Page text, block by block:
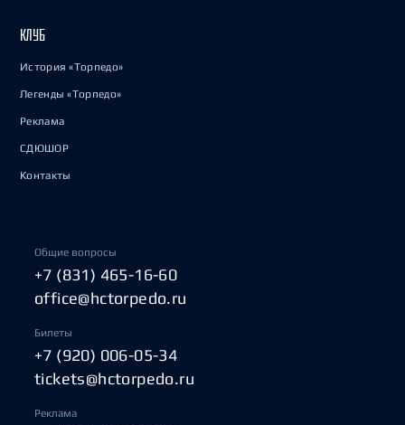
КЛУБ
История «Торпедо»
Легенды «Торпедо»
Реклама
СДЮШОР
Контакты
Общие вопросы
+7 (831) 465-16-60
office@hctorpedo.ru
Билеты
+7 (920) 006-05-34
tickets@hctorpedo.ru
Реклама